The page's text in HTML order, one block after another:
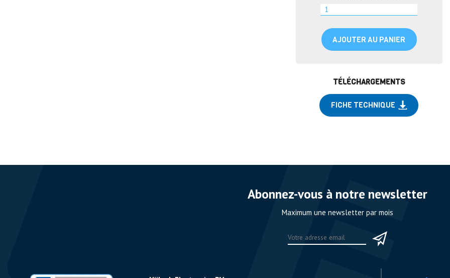
AJOUTER AU PANIER
TÉLÉCHARGEMENTS
FICHE TECHNIQUE
Abonnez-vous à notre newsletter
Maximum une newsletter par mois